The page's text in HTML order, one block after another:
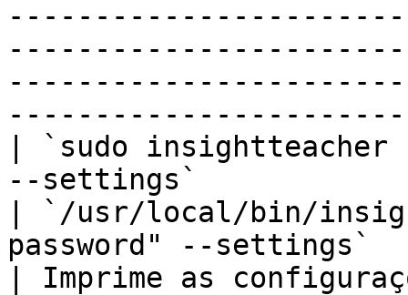
| `sudo insightteacher
--settings`
| `/usr/local/bin/
password" --settings`
| Imprime as